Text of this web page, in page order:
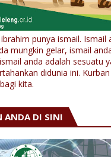
punya ismail. Ismail
mungkin gelar, ismail
anda adalah sesuatu
didunia ini.
kita.
ANDA DI SINI